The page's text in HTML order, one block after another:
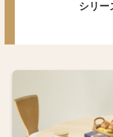
シリー